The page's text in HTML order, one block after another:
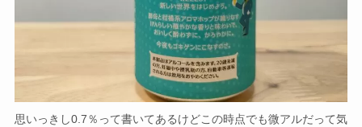
思いっきし0.7％って書いてあるけどこの時点でも微アルだって気